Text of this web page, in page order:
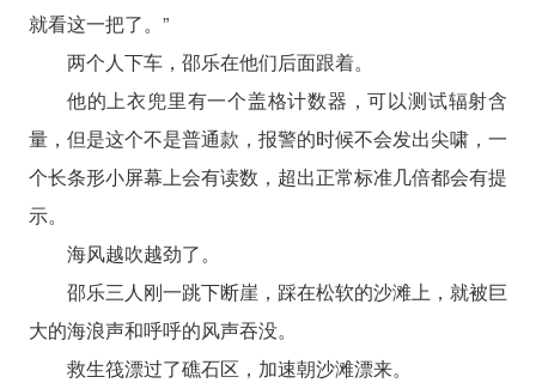
就看这一把了。”
两个人下车，邵乐在他们后面跟着。
他的上衣兜里有一个盖格计数器，可以测试辐射含
量，但是这个不是普通款，报警的时候不会发出尖啸，一
个长条形小屏幕上会有读数，超出正常标准几倍都会有提
示。
海风越吹越劲了。
邵乐三人刚一跳下断崖，踩在松软的沙滩上，就被巨
大的海浪声和呼呼的风声吞没。
救生筏漂过了礁石区，加速朝沙滩漂来。